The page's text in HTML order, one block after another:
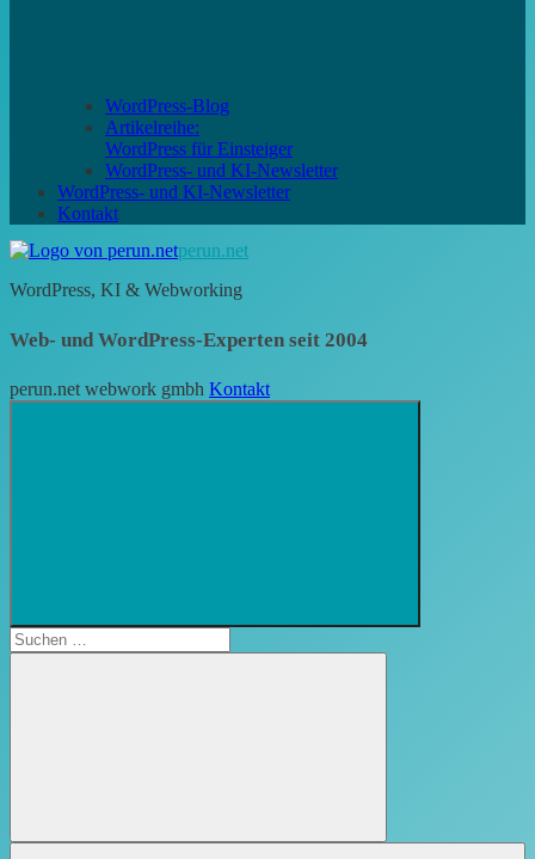
WordPress-Blog
Artikelreihe:
WordPress für Einsteiger
WordPress- und KI-Newsletter
WordPress- und KI-Newsletter
Kontakt
perun.net
WordPress, KI & Webworking
Web- und WordPress-Experten seit 2004
perun.net webwork gmbh Kontakt
öffnen
Suchen
nach:
Suchen